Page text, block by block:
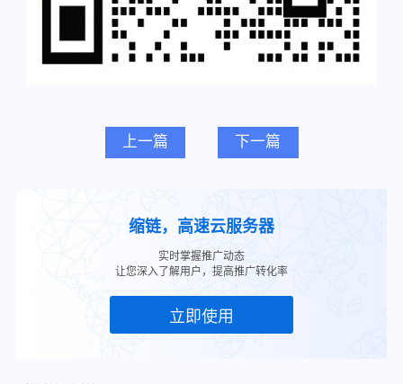
上一篇 下一篇
缩链，高速云服务器
实时掌握推广动态
让您深入了解用户，提高推广转化率
立即使用